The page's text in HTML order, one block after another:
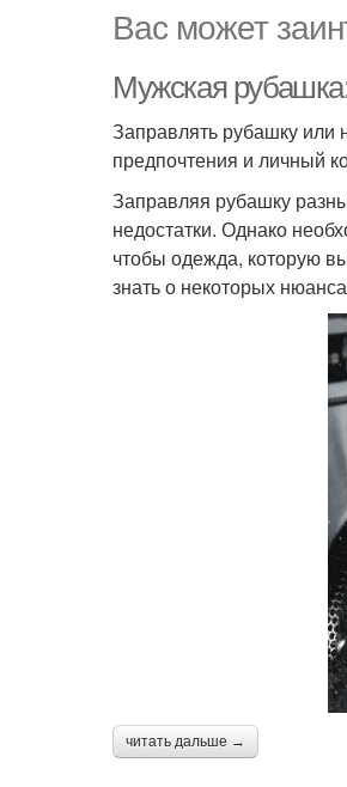
Вас может
Мужская
Заправлять рубашку
предпочтения и личный
Заправляя рубашку
недостатки. Однако
чтобы одежда, которую
знать о некоторых
читать дальше →